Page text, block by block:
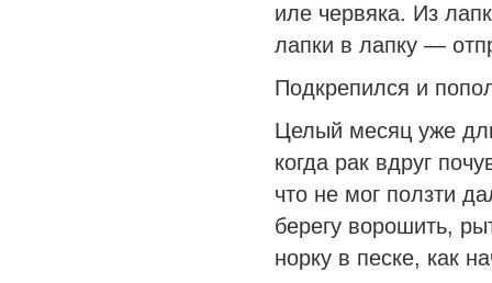
иле червяка. Из
лапки в лапку —
Подкрепился и
Целый месяц уже
когда рак вдруг
что не мог ползти
берегу ворошить,
норку в песке, как